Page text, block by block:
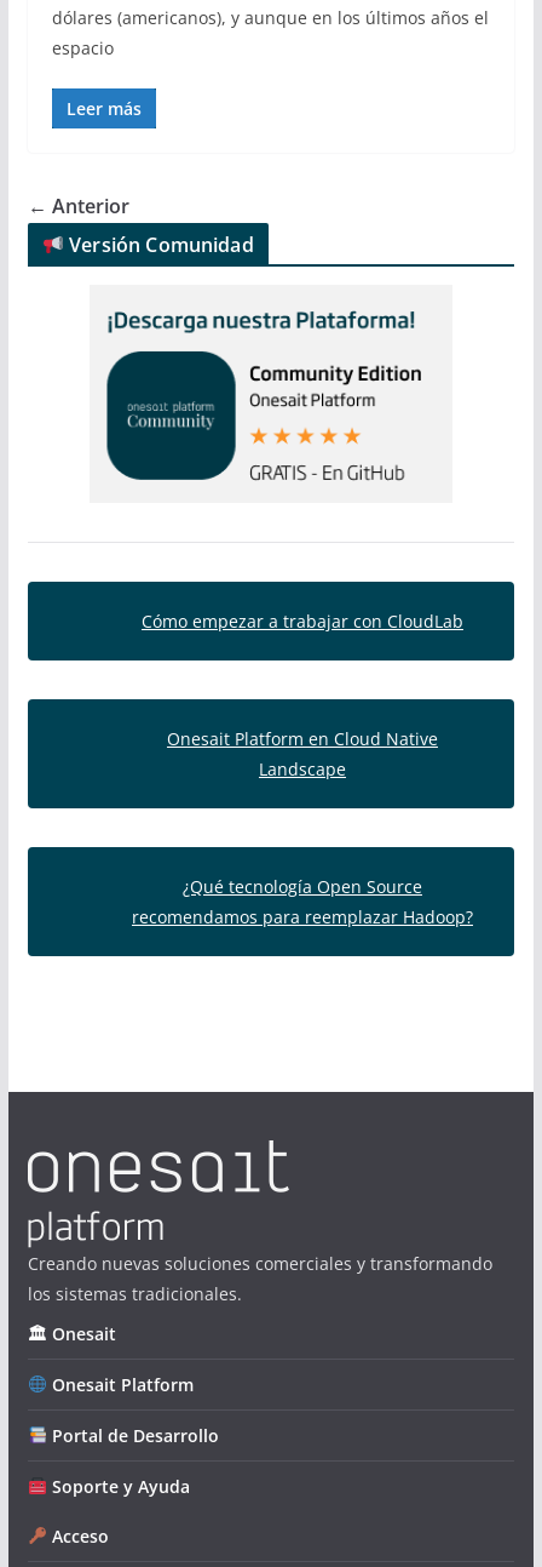
dólares (americanos), y aunque en los últimos años el
espacio
Leer más
← Anterior
Versión Comunidad
Cómo empezar a trabajar con CloudLab
Onesait Platform en Cloud Native
Landscape
¿Qué tecnología Open Source
recomendamos para reemplazar Hadoop?
Creando nuevas soluciones comerciales y transformando
los sistemas tradicionales.
🏛 Onesait
Onesait Platform
Portal de Desarrollo
Soporte y Ayuda
Acceso